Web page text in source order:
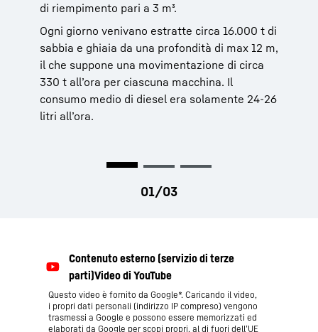
di riempimento pari a 3 m³.
Ogni giorno venivano estratte circa 16.000 t di
sabbia e ghiaia da una profondità di max 12 m,
il che suppone una movimentazione di circa
330 t all’ora per ciascuna macchina. Il
consumo medio di diesel era solamente 24-26
litri all’ora.
l’estrazione di ghiaia.
Andreas Gran, Owner
estrarre 450 m³ di materiale in un’ora.
Questo video è fornito da Google*. Caricando il video,
i propri dati personali (indirizzo IP compreso) vengono
trasmessi a Google e possono essere memorizzati ed
elaborati da Google per scopi propri, al di fuori dell’UE